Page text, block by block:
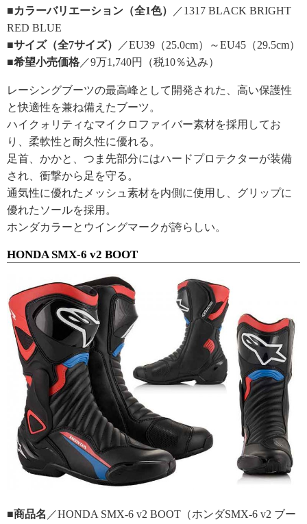
■カラーバリエーション（全1色）
／1317 BLACK BRIGHT
RED BLUE
■サイズ（全7サイズ）
／EU39（25.0cm）～EU45（29.5cm）
■希望小売価格 ／9万1,740円（税10％込み）
レーシングブーツの最高峰として開発された、高い保護性
と快適性を兼ね備えたブーツ。
ハイクォリティなマイクロファイバー素材を採用してお
り、柔軟性と耐久性に優れる。
足首、かかと、つま先部分にはハードプロテクターが装備
され、衝撃から足を守る。
通気性に優れたメッシュ素材を内側に使用し、グリップに
優れたソールを採用。
ホンダカラーとウイングマークが誇らしい。
HONDA SMX-6 v2 BOOT
■商品名 ／HONDA SMX-6 v2 BOOT（ホンダSMX-6 v2 ブー